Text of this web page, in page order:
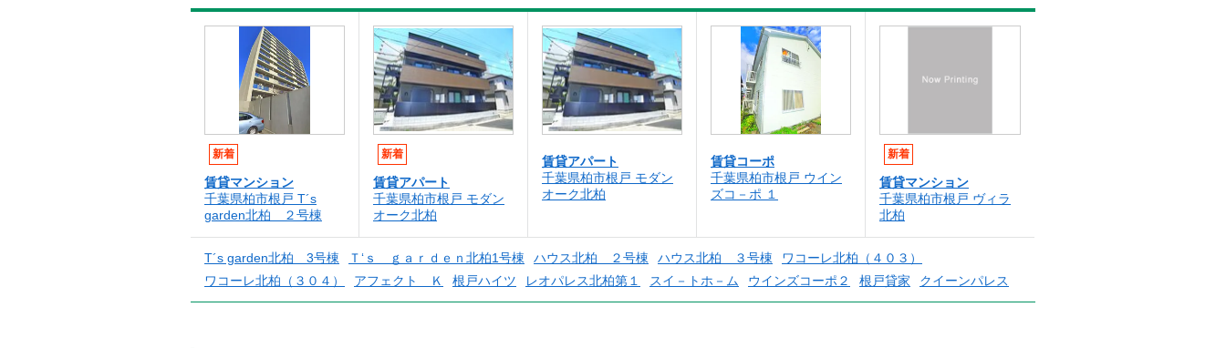
新着
賃貸マンション
千葉県柏市根戸 T´s
garden北柏 ２号棟
新着
賃貸アパート
千葉県柏市根戸 モダン
オーク北柏
賃貸アパート
千葉県柏市根戸 モダン
オーク北柏
賃貸コーポ
千葉県柏市根戸 ウイン
ズコ－ポ １
新着
賃貸マンション
千葉県柏市根戸 ヴィラ
北柏
T´s garden北柏 3号棟 Ｔ‘ｓ ｇａｒｄｅｎ北柏1号棟 ハウス北柏 ２号棟 ハウス北柏 ３号棟
ワコーレ北柏（４０３）
ワコーレ北柏（３０４）
アフェクト Ｋ 根戸ハイツ レオパレス北柏第１ スイ－トホ－ム ウインズコーポ２ 根戸貸家 クイーンパレス